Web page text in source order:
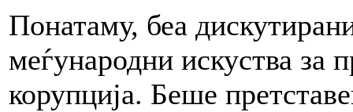
Понатаму, беа
меѓународни искуства за
корупција. Беше